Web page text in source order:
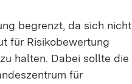
begrenzt, da sich nicht
für Risikobewertung
halten. Dabei sollte die
für